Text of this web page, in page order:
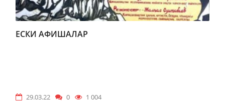
ЕСКИ АФИШАЛАР
29.03.22 0 1 004